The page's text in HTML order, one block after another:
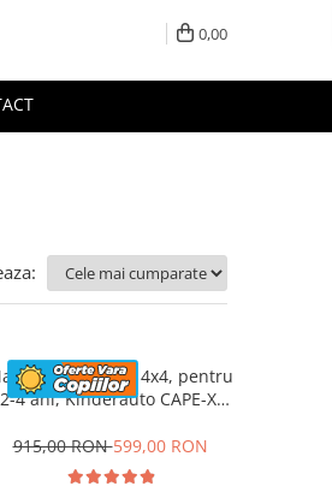
0,00
electrica 4x4, pentru
2-4 ani, Kinderauto CAPE-X,
culoare albastra
915,00 RON599,00 RON